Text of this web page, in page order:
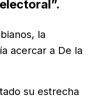
la
acercar a De la
su estrecha